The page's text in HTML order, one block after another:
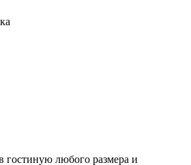
гостиную любого размера и